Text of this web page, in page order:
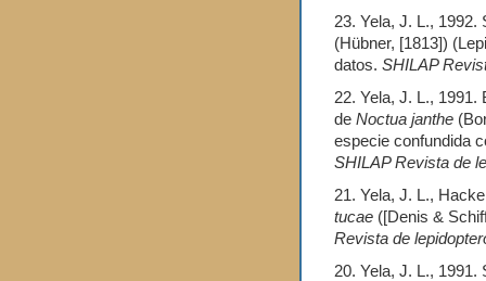
23. Yela, J. L.,
(Hübner, [1813])
datos. SHILAP
22. Yela, J. L., 1991.
de Noctua janthe
especie confundida
SHILAP Revista de
21. Yela, J. L.,
tucae ([Denis &
Revista de
20. Yela, J. L.,